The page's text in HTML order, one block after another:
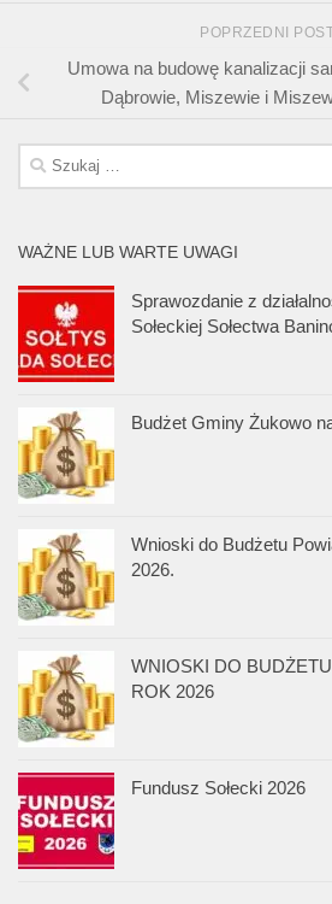
POPRZEDNI
Umowa na budowę kanalizacji
Dąbrowie, Miszewie i
Szukaj:
WAŻNE LUB WARTE UWAGI
Sprawozdanie z
Sołeckiej Sołectwa
Budżet Gminy Żukowo
Wnioski do Budżetu
2026.
WNIOSKI DO
ROK 2026
Fundusz Sołecki 2026